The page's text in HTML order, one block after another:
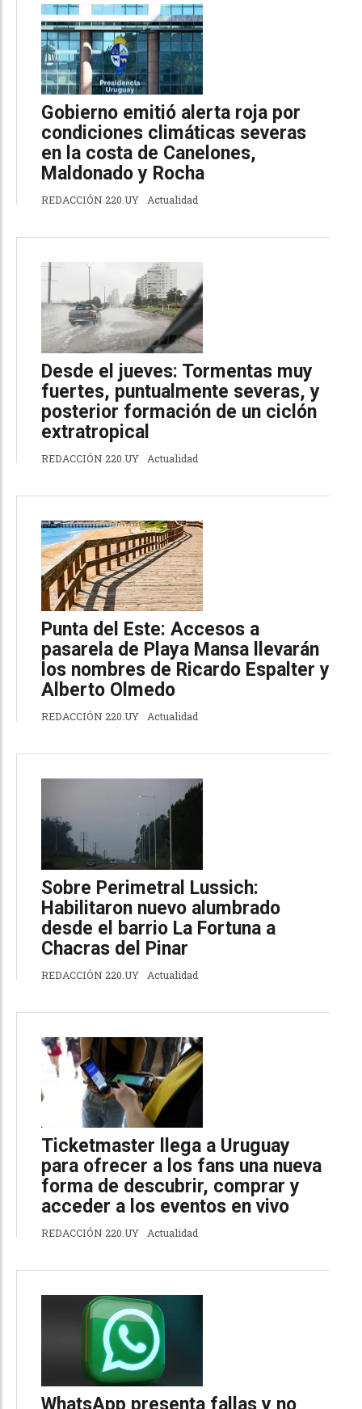
Gobierno emitió alerta roja por
condiciones climáticas severas
en la costa de Canelones,
Maldonado y Rocha
REDACCIÓN 220.UY Actualidad
Desde el jueves: Tormentas muy
fuertes, puntualmente severas, y
posterior formación de un ciclón
extratropical
REDACCIÓN 220.UY Actualidad
Punta del Este: Accesos a
pasarela de Playa Mansa llevarán
los nombres de Ricardo Espalter y
Alberto Olmedo
REDACCIÓN 220.UY Actualidad
Sobre Perimetral Lussich:
Habilitaron nuevo alumbrado
desde el barrio La Fortuna a
Chacras del Pinar
REDACCIÓN 220.UY Actualidad
Ticketmaster llega a Uruguay
para ofrecer a los fans una nueva
forma de descubrir, comprar y
acceder a los eventos en vivo
REDACCIÓN 220.UY Actualidad
WhatsApp presenta fallas y no